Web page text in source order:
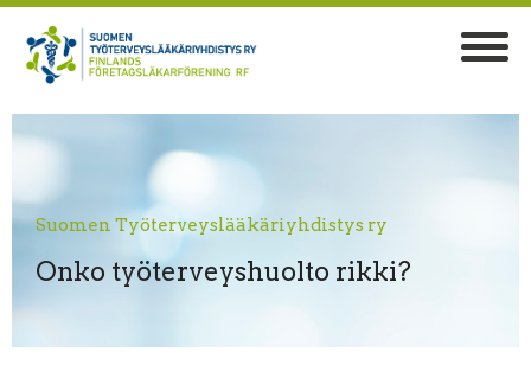
Suomen Työterveyslääkäriyhdistys ry
Onko työterveyshuolto rikki?